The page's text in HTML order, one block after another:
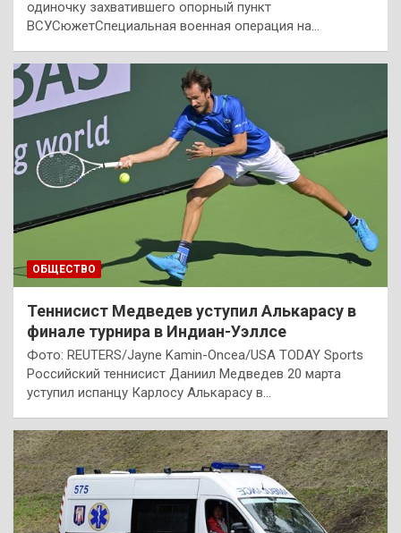
одиночку захватившего опорный пункт
ВСУСюжетСпециальная военная операция на…
ОБЩЕСТВО
Теннисист Медведев уступил Алькарасу в
финале турнира в Индиан-Уэллсе
Фото: REUTERS/Jayne Kamin-Oncea/USA TODAY Sports
Российский теннисист Даниил Медведев 20 марта
уступил испанцу Карлосу Алькарасу в…